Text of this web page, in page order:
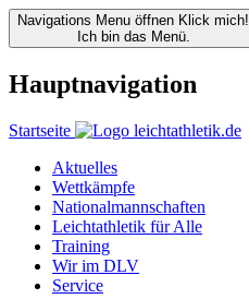
Navigations Menu öffnen Klick mich!
Ich bin das Menü.
Hauptnavigation
Startseite
Aktuelles
Wettkämpfe
Nationalmannschaften
Leichtathletik für Alle
Training
Wir im DLV
Service